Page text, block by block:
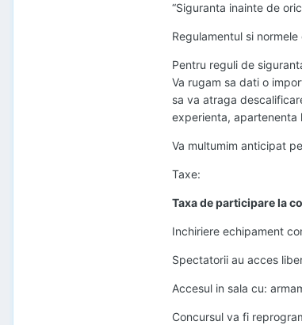
“Siguranta inainte de
Regulamentul si
Pentru reguli de
Va rugam sa dati o
sa va atraga
experienta,
Va multumim anticipat
Taxe:
Taxa de participare la
Inchiriere echipament
Spectatorii au acces
Accesul in sala cu:
Concursul va fi